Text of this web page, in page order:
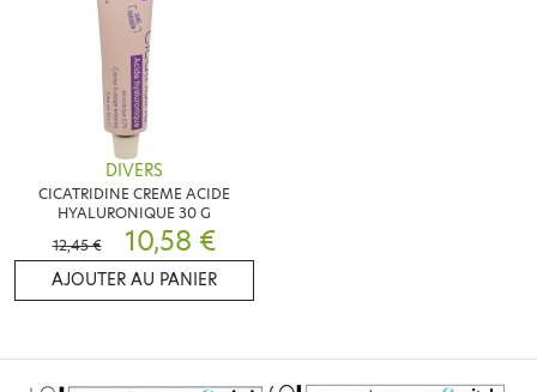
DIVERS
CICATRIDINE CREME ACIDE
HYALURONIQUE 30 G
12,45 €
10,58 €
AJOUTER AU PANIER